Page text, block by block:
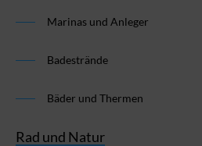
Marinas und Anleger
Badestrände
Bäder und Thermen
Rad und Natur